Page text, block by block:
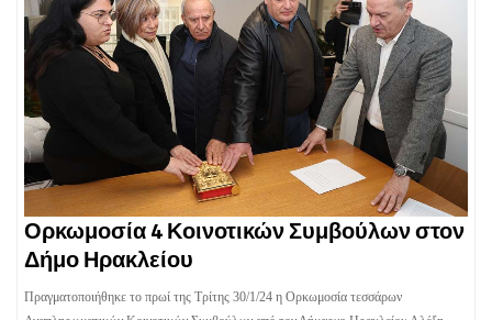
Ορκωμοσία 4 Κοινοτικών Συμβούλων στον
Δήμο Ηρακλείου
Πραγματοποιήθηκε το πρωί της Τρίτης 30/1/24 η Ορκωμοσία τεσσάρων